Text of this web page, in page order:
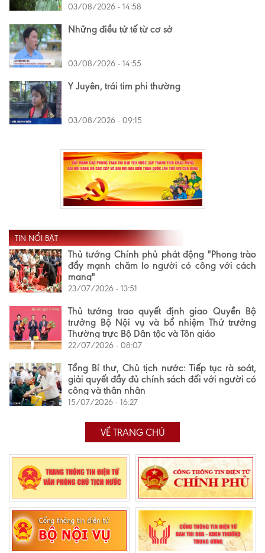
03/08/2026 - 14:58
Những điều tử tế từ cơ sở
03/08/2026 - 14:55
Y Juyên, trái tim phi thường
03/08/2026 - 09:15
TIN NỔI BẬT
Thủ tướng Chính phủ phát động "Phong trào
đẩy mạnh chăm lo người có công với cách
mạng"
23/07/2026 - 13:51
Thủ tướng trao quyết định giao Quyền Bộ
trưởng Bộ Nội vụ và bổ nhiệm Thứ trưởng
Thường trực Bộ Dân tộc và Tôn giáo
22/07/2026 - 08:07
Tổng Bí thư, Chủ tịch nước: Tiếp tục rà soát,
giải quyết đầy đủ chính sách đối với người có
công và thân nhân
15/07/2026 - 16:27
VỀ TRANG CHỦ